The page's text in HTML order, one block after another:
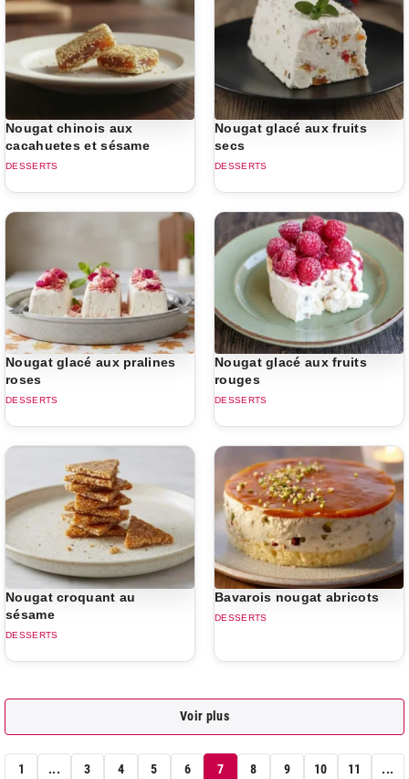
Nougat chinois aux
cacahuetes et sésame
DESSERTS
Nougat glacé aux fruits
secs
DESSERTS
Nougat glacé aux pralines
roses
DESSERTS
Nougat glacé aux fruits
rouges
DESSERTS
Nougat croquant au
sésame
DESSERTS
Bavarois nougat abricots
DESSERTS
Voir plus
1 ... 3 4 5 6 7 8 9 10 11 ...